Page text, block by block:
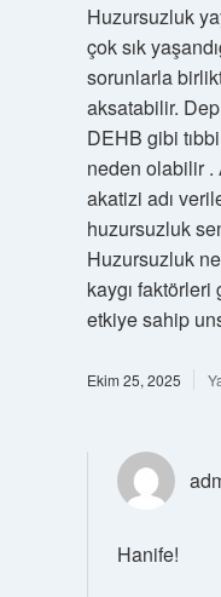
Huzursuzluk
çok sık
sorunlarla
aksatabilir.
DEHB gibi
neden olabilir
akatizi adı
huzursuzluk
Huzursuzluk
kaygı
etkiye sahip
Ekim 25, 2025
Hanife!